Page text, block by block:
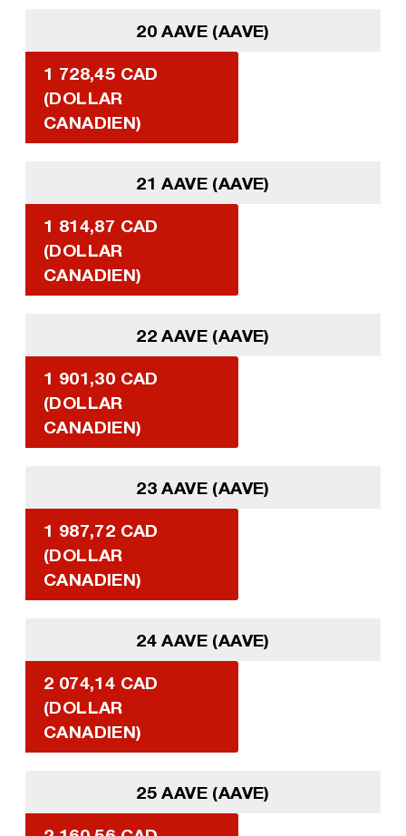
20 AAVE (AAVE)
1 728,45 CAD
(DOLLAR
CANADIEN)
21 AAVE (AAVE)
1 814,87 CAD
(DOLLAR
CANADIEN)
22 AAVE (AAVE)
1 901,30 CAD
(DOLLAR
CANADIEN)
23 AAVE (AAVE)
1 987,72 CAD
(DOLLAR
CANADIEN)
24 AAVE (AAVE)
2 074,14 CAD
(DOLLAR
CANADIEN)
25 AAVE (AAVE)